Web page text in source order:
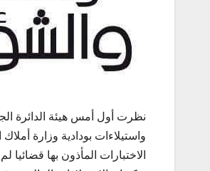
نظرت أول أمس هيئة الدائرة
واستيلاءات بودادية وزارة
الاختبارات المأذون بها